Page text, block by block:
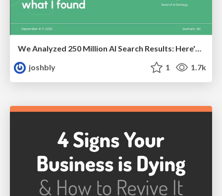
We Analyzed 250 Million AI Search Results: Here's What I Found
joshbly
1 1.7k